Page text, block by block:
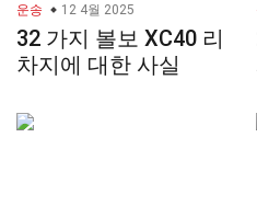
운송 12 4월 2025
32 가지 볼보 XC40 리
차지에 대한 사실